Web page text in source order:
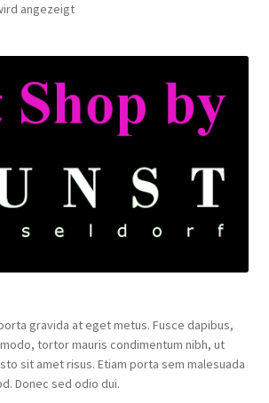
angezeigt
gravida at eget metus. Fusce dapibus,
tortor mauris condimentum nibh, ut
sit amet risus. Etiam porta sem malesuada
Donec sed odio dui.